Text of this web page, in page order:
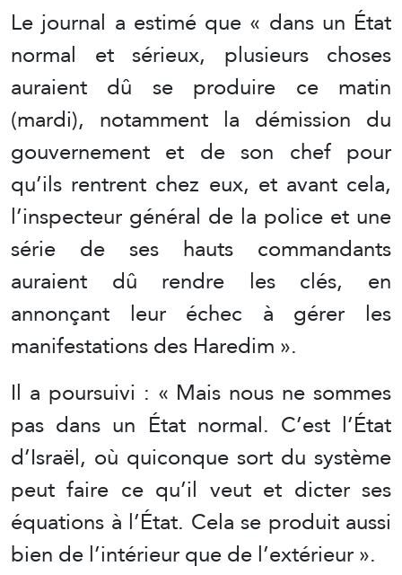
Le journal a estimé que « dans un État
normal et sérieux, plusieurs choses
auraient dû se produire ce matin
(mardi), notamment la démission du
gouvernement et de son chef pour
qu’ils rentrent chez eux, et avant cela,
l’inspecteur général de la police et une
série de ses hauts commandants
auraient dû rendre les clés, en
annonçant leur échec à gérer les
manifestations des Haredim ».
Il a poursuivi : « Mais nous ne sommes
pas dans un État normal. C’est l’État
d’Israël, où quiconque sort du système
peut faire ce qu’il veut et dicter ses
équations à l’État. Cela se produit aussi
bien de l’intérieur que de l’extérieur ».